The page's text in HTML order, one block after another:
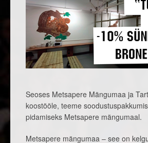
Seoses Metsapere Mängumaa ja
koostööle, teeme
pidamiseks Metsapere mängumaal.
Metsapere mängumaa – see on